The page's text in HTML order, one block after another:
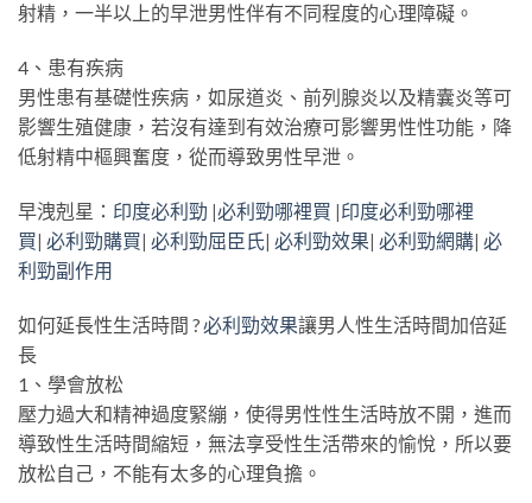
射精，一半以上的早泄男性伴有不同程度的心理障礙。
4、患有疾病
男性患有基礎性疾病，如尿道炎、前列腺炎以及精囊炎等可
影響生殖健康，若沒有達到有效治療可影響男性性功能，降
低射精中樞興奮度，從而導致男性早泄。
早洩剋星： 印度必利勁 |必利勁哪裡買 |印度必利勁哪裡
買| 必利勁購買| 必利勁屈臣氏| 必利勁效果| 必利勁網購| 必
利勁副作用
如何延長性生活時間 ?必利勁效果讓男人性生活時間加倍延
長
1、學會放松
壓力過大和精神過度緊繃，使得男性性生活時放不開，進而
導致性生活時間縮短，無法享受性生活帶來的愉悅，所以要
放松自己，不能有太多的心理負擔。